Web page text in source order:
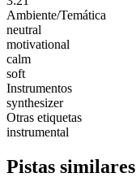
Ambiente/Temática
neutral
motivational
calm
soft
Instrumentos
synthesizer
Otras etiquetas
instrumental
Pistas similares